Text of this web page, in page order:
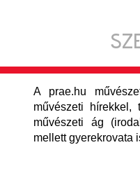
A prae.hu
művészeti hírekkel,
művészeti ág
mellett gyerekrovata